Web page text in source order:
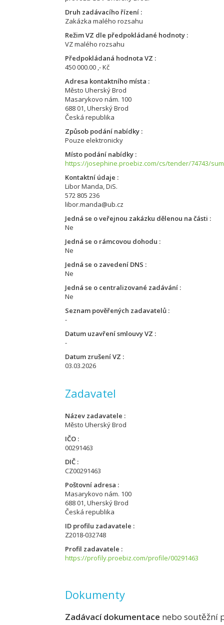
Druh zadávacího řízení
Zakázka malého rozsahu
Režim VZ dle předpokládané hodnoty
VZ malého rozsahu
Předpokládaná hodnota VZ
450 000.00 ,- Kč
Adresa kontaktního místa
Město Uherský Brod
Masarykovo nám. 100
688 01, Uherský Brod
Česká republika
Způsob podání nabídky
Pouze elektronicky
Místo podání nabídky
https://josephine.proebiz.com/cs/tender/74743/
Kontaktní údaje
Libor Manda, DiS.
572 805 236
libor.manda@ub.cz
Jedná se o veřejnou zakázku dělenou na části
Ne
Jedná se o rámcovou dohodu
Ne
Jedná se o zavedení DNS
Ne
Jedná se o centralizované zadávání
Ne
Seznam pověřených zadavatelů
-
Datum uzavření smlouvy VZ
-
Datum zrušení VZ
03.03.2026
Zadavatel
Název zadavatele
Město Uherský Brod
IČO
00291463
DIČ
CZ00291463
Poštovní adresa
Masarykovo nám. 100
688 01, Uherský Brod
Česká republika
ID profilu zadavatele
Z2018-032748
Profil zadavatele
https://profily.proebiz.com/profile/00291463
Dokumenty
Zadávací dokumentace nebo soutěžní